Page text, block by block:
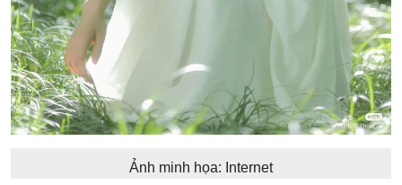
Ảnh minh họa: Internet